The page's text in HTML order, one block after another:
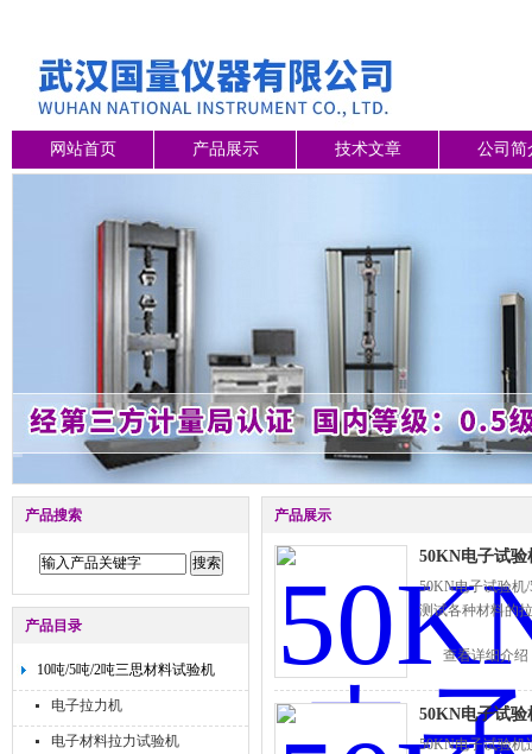
网站首页 产品展示 技术文章 公司简
产品搜索
产品目录
10吨/5吨/2吨三思材料试验机
电子拉力机
电子材料拉力试验机
产品展示
50KN电子试验
50KN电子试验机
测试各种材料的
查看详细介绍
50KN电子试验
50KN电子试验机